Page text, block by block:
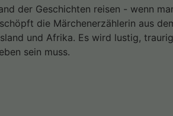
der Geschichten reisen - wenn
die Märchenerzählerin aus
und Afrika. Es wird lustig,
sein muss.